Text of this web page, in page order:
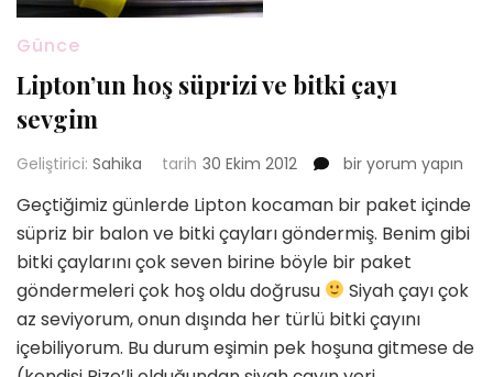
Günce
Lipton’un hoş süprizi ve bitki çayı
sevgim
Geliştirici: Sahika tarih 30 Ekim 2012
Lipton’un
süprizi
ve
bitki
çayı
sevgim
için
bir yorum yapın
Geçtiğimiz günlerde Lipton kocaman bir paket içinde
süpriz bir balon ve bitki çayları göndermiş. Benim gibi
bitki çaylarını çok seven birine böyle bir paket
göndermeleri çok hoş oldu doğrusu
Siyah çayı çok
az seviyorum, onun dışında her türlü bitki çayını
içebiliyorum. Bu durum eşimin pek hoşuna gitmese de